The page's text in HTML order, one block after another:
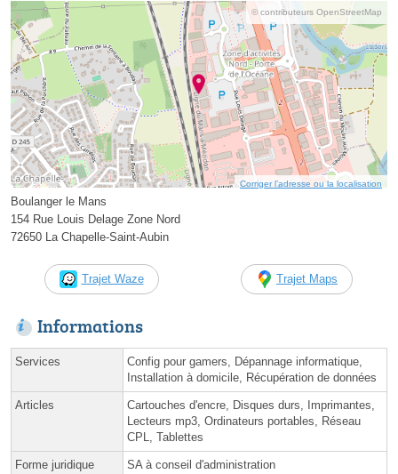
© contributeurs OpenStreetMap
Corriger l’adresse ou la localisation
Boulanger le Mans
154 Rue Louis Delage Zone Nord
72650 La Chapelle-Saint-Aubin
Trajet Waze Trajet Maps
Informations
Services
Config pour gamers, Dépannage informatique,
Installation à domicile, Récupération de données
Articles
Cartouches d'encre, Disques durs, Imprimantes,
Lecteurs mp3, Ordinateurs portables, Réseau
CPL, Tablettes
Forme juridique SA à conseil d'administration